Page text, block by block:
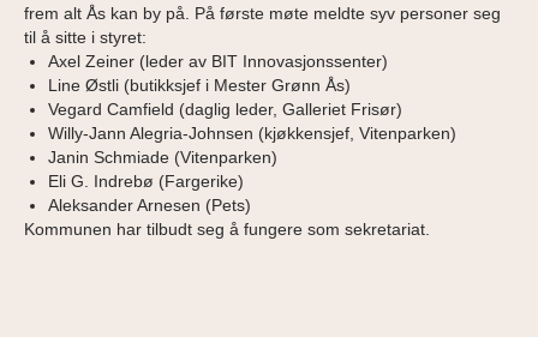
frem alt Ås kan by på. På første møte meldte syv personer seg
til å sitte i styret:
Axel Zeiner (leder av BIT Innovasjonssenter)
Line Østli (butikksjef i Mester Grønn Ås)
Vegard Camfield (daglig leder, Galleriet Frisør)
Willy-Jann Alegria-Johnsen (kjøkkensjef, Vitenparken)
Janin Schmiade (Vitenparken)
Eli G. Indrebø (Fargerike)
Aleksander Arnesen (Pets)
Kommunen har tilbudt seg å fungere som sekretariat.